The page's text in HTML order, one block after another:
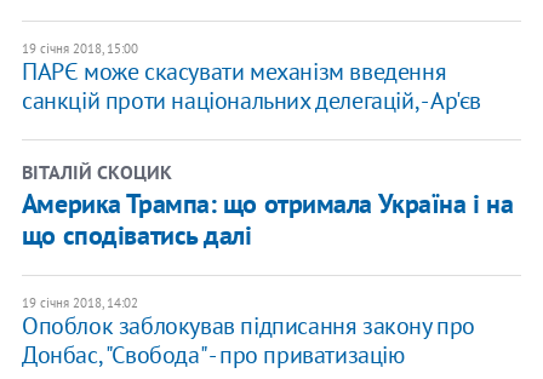
19 січня 2018, 15:00
ПАРЄ може скасувати механізм введення
санкцій проти національних делегацій, - Ар'єв
ВІТАЛІЙ СКОЦИК
Америка Трампа: що отримала Україна і на
що сподіватись далі
19 січня 2018, 14:02
Опоблок заблокував підписання закону про
Донбас, "Свобода" - про приватизацію